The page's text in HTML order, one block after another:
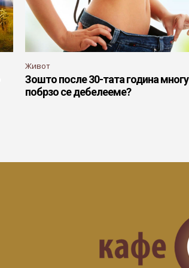
Живот
Зошто после 30-тата година многу
побрзо се дебелееме?